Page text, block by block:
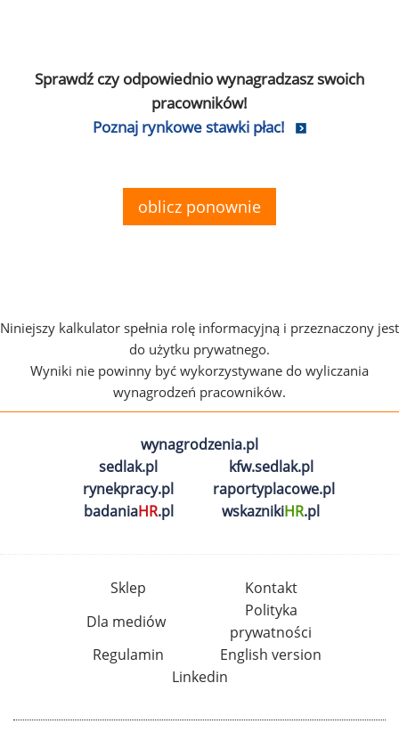
Sprawdź czy odpowiednio wynagradzasz swoich
pracowników!
Poznaj rynkowe stawki płac!
oblicz ponownie
Niniejszy kalkulator spełnia rolę informacyjną i przeznaczony jest
do użytku prywatnego.
Wyniki nie powinny być wykorzystywane do wyliczania
wynagrodzeń pracowników.
wynagrodzenia.pl
sedlak.pl
kfw.sedlak.pl
rynekpracy.pl
raportyplacowe.pl
badaniaHR.pl wskaznikiHR.pl
Sklep
Kontakt
Dla mediów
Polityka
prywatności
Regulamin
English version
Linkedin